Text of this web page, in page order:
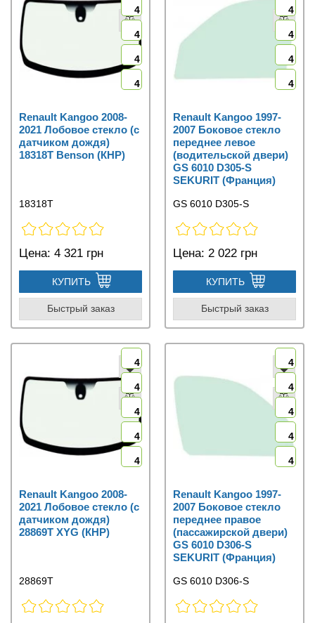
4
4
4
4
Renault Kangoo 2008-
2021 Лобовое стекло (с
датчиком дождя)
18318T Benson (КНР)
18318T
Цена: 4 321 грн
КУПИТЬ
Быстрый заказ
4
4
4
4
Renault Kangoo 1997-
2007 Боковое стекло
переднее левое
(водительской двери)
GS 6010 D305-S
SEKURIT (Франция)
GS 6010 D305-S
Цена: 2 022 грн
КУПИТЬ
Быстрый заказ
4
4
4
4
4
Renault Kangoo 2008-
2021 Лобовое стекло (с
датчиком дождя)
28869T XYG (КНР)
28869T
4
4
4
4
4
Renault Kangoo 1997-
2007 Боковое стекло
переднее правое
(пассажирской двери)
GS 6010 D306-S
SEKURIT (Франция)
GS 6010 D306-S